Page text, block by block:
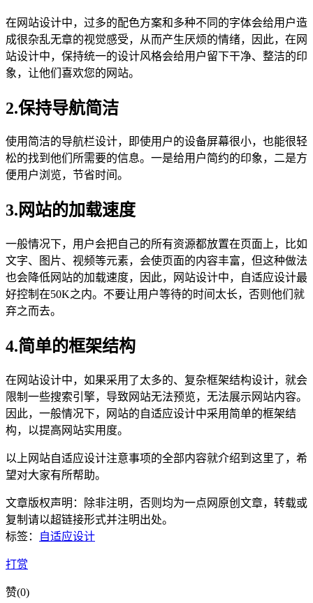
在网站设计中，过多的配色方案和多种不同的字体会给用户造
成很杂乱无章的视觉感受，从而产生厌烦的情绪，因此，在网
站设计中，保持统一的设计风格会给用户留下干净、整洁的印
象，让他们喜欢您的网站。
2.保持导航简洁
使用简洁的导航栏设计，即使用户的设备屏幕很小，也能很轻
松的找到他们所需要的信息。一是给用户简约的印象，二是方
便用户浏览，节省时间。
3.网站的加载速度
一般情况下，用户会把自己的所有资源都放置在页面上，比如
文字、图片、视频等元素，会使页面的内容丰富，但这种做法
也会降低网站的加载速度，因此，网站设计中，自适应设计最
好控制在50K之内。不要让用户等待的时间太长，否则他们就
弃之而去。
4.简单的框架结构
在网站设计中，如果采用了太多的、复杂框架结构设计，就会
限制一些搜索引擎，导致网站无法预览，无法展示网站内容。
因此，一般情况下，网站的自适应设计中采用简单的框架结
构，以提高网站实用度。
以上网站自适应设计注意事项的全部内容就介绍到这里了，希
望对大家有所帮助。
文章版权声明：除非注明，否则均为一点网 原创文章，转载或
复制请以超链接形式并注明出处。
标签：
自适应设计
打赏
赞(0)